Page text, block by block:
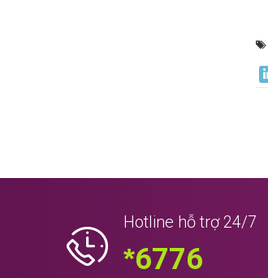
Hotline hỗ trợ 24/7
*6776